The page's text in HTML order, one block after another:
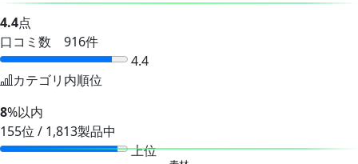
4.4点
口コミ数 916件
4.4
カテゴリ内順位
8%以内
155位 / 1,813製品中
上位